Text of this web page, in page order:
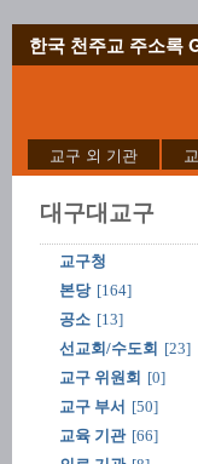
한국 천주교 주소록
교구 외 기관
대구대교구
교구청
본당 [164]
공소 [13]
선교회/수도회 [23]
교구 위원회 [0]
교구 부서 [50]
교육 기관 [66]